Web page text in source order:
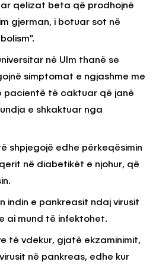
qelizat beta që prodhojnë
gjerman, i botuar sot në
në Ulm thanë se
simptomat e ngjashme me
pacientë të caktuar që janë
e shkaktuar nga
shpjegojë edhe përkeqësimin
në diabetikët e njohur, që
indin e pankreasit ndaj virusit
ai mund të infektohet.
të vdekur, gjatë ekzaminimit,
në pankreas, edhe kur